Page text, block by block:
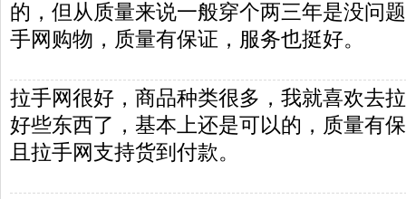
的，但从质量来说一般穿个两三年是没问
手网购物，质量有保证，服务也挺好。
拉手网很好，商品种类很多，我就喜欢去
好些东西了，基本上还是可以的，质量有
且拉手网支持货到付款。